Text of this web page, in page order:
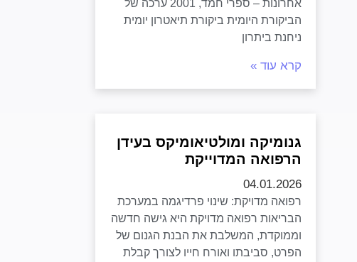
אחרונות – ספרי חמד, 2001 ערכה של
הביקורת היומית ביקורת תיאטרון יומית
ניחנת ביתרון
קרא עוד »
גנומיקה ומולטיאומיקס בעידן
הרפואה המדוייקת
04.01.2026
רפואה מדויקת: שינוי פרדיגמה במערכת
הבריאות רפואה מדויקת היא גישה חדשה
וממוקדת, המשלבת את הבנת הגנום של
הפרט, סביבתו ואורח חייו לצורך קבלת